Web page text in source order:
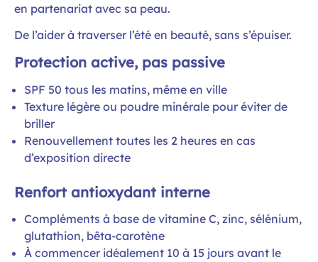
en partenariat avec sa peau.
De l’aider à traverser l’été en beauté, sans s’épuiser.
Protection active, pas passive
SPF 50 tous les matins, même en ville
Texture légère ou poudre minérale pour éviter de
briller
Renouvellement toutes les 2 heures en cas
d’exposition directe
Renfort antioxydant interne
Compléments à base de vitamine C, zinc, sélénium,
glutathion, bêta-carotène
À commencer idéalement 10 à 15 jours avant le